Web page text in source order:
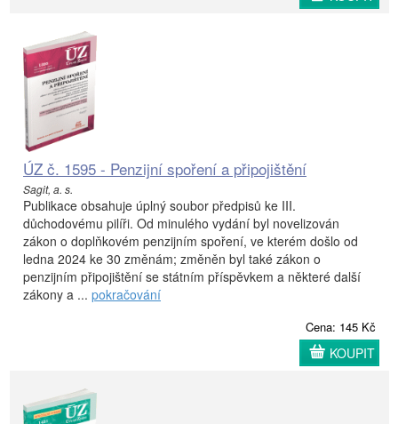
ÚZ č. 1595 - Penzijní spoření a připojištění
Sagit, a. s.
Publikace obsahuje úplný soubor předpisů ke III.
důchodovému pilíři. Od minulého vydání byl novelizován
zákon o doplňkovém penzijním spoření, ve kterém došlo od
ledna 2024 ke 30 změnám; změněn byl také zákon o
penzijním připojištění se státním příspěvkem a některé další
zákony a ... pokračování
Cena: 145 Kč
KOUPIT